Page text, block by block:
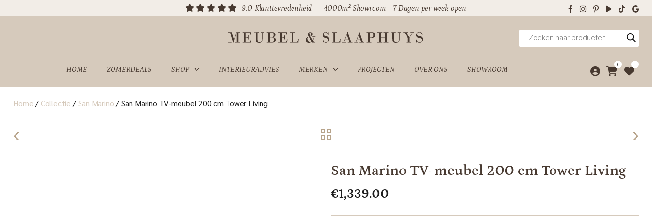
9.0 Klanttevredenheid 4000m² Showroom 7 Dagen per week open
Producten
zoeken
HOME ZOMERDEALS SHOP INTERIEURADVIES MERKEN PROJECTEN OVER ONS SHOWROOM
0
SHOWROOM
Home / Collectie /San Marino /San Marino TV-meubel 200 cm Tower Living
San Marino TV-meubel 200 cm Tower Living
€1,339.00